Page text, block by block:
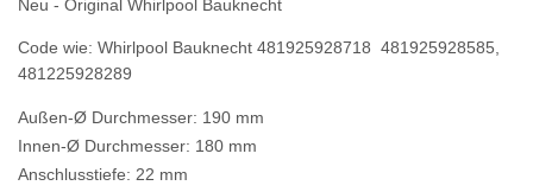
Neu - Original Whirlpool Bauknecht
Code wie: Whirlpool Bauknecht 481925928718 481925928585,
481225928289
Außen-Ø Durchmesser: 190 mm
Innen-Ø Durchmesser: 180 mm
Anschlusstiefe: 22 mm